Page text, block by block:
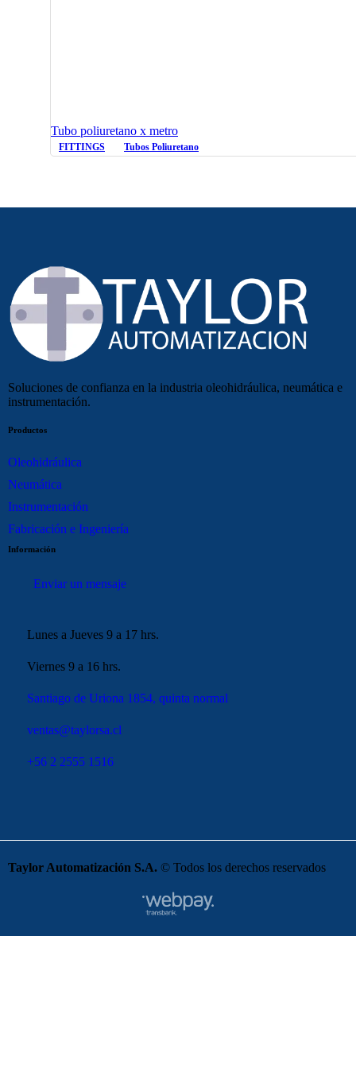
Tubo poliuretano x metro
FITTINGS Tubos Poliuretano
Soluciones de confianza en la industria oleohidráulica, neumática e
instrumentación.
Productos
Oleohidráulica
Neumática
Instrumentación
Fabricación e Ingeniería
Información
Enviar un mensaje
Lunes a Jueves 9 a 17 hrs.
Viernes 9 a 16 hrs.
Santiago de Uriona 1854, quinta normal
ventas@taylorsa.cl
+56 2 2555 1516
Taylor Automatización S.A. © Todos los derechos reservados